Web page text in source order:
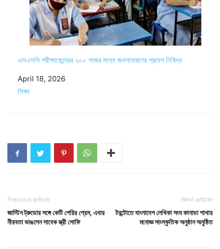
এসএসসি পরীক্ষাকেন্দ্রের ২০০ গজের মধ্যে জনসাধারণের প্রবেশ নিষিদ্ধ
Date
April 18, 2026
In relation to
শিক্ষা
Previous article
জাস্টিন ট্রুডোর সঙ্গে কেটি পেরির প্রেম, এবার
নীরবতা ভাঙলেন সাবেক স্ত্রী সোফি
Next article
টরন্টোতে বাংলাদেশ লেখিকা সংঘ কানাডা শাখার
মনোজ্ঞ সাংস্কৃতিক অনুষ্ঠান অনুষ্ঠিত